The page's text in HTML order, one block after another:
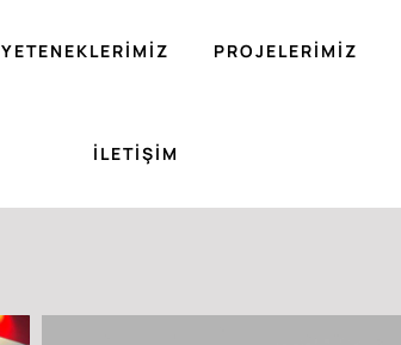
YETENEKLERIMIZ PROJELERIMIZ
İLETIŞIM